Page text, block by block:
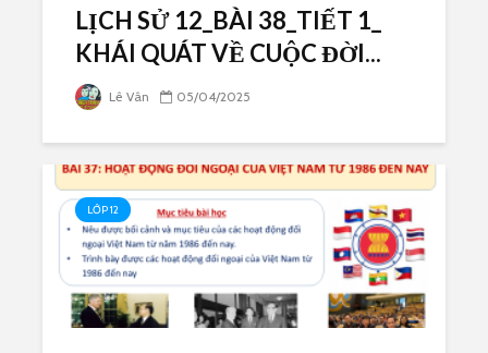
LỊCH SỬ 12_BÀI 38_TIẾT 1_
KHÁI QUÁT VỀ CUỘC ĐỜI...
Lê Vân 05/04/2025
LỚP 12